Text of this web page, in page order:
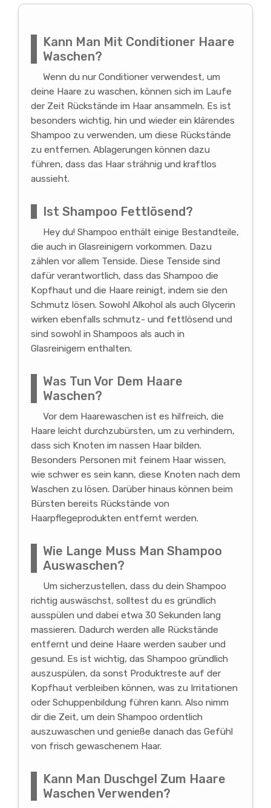
Kann Man Mit Conditioner Haare
Waschen?
Wenn du nur Conditioner verwendest, um
deine Haare zu waschen, können sich im Laufe
der Zeit Rückstände im Haar ansammeln. Es ist
besonders wichtig, hin und wieder ein klärendes
Shampoo zu verwenden, um diese Rückstände
zu entfernen. Ablagerungen können dazu
führen, dass das Haar strähnig und kraftlos
aussieht.
Ist Shampoo Fettlösend?
Hey du! Shampoo enthält einige Bestandteile,
die auch in Glasreinigern vorkommen. Dazu
zählen vor allem Tenside. Diese Tenside sind
dafür verantwortlich, dass das Shampoo die
Kopfhaut und die Haare reinigt, indem sie den
Schmutz lösen. Sowohl Alkohol als auch Glycerin
wirken ebenfalls schmutz- und fettlösend und
sind sowohl in Shampoos als auch in
Glasreinigern enthalten.
Was Tun Vor Dem Haare
Waschen?
Vor dem Haarewaschen ist es hilfreich, die
Haare leicht durchzubürsten, um zu verhindern,
dass sich Knoten im nassen Haar bilden.
Besonders Personen mit feinem Haar wissen,
wie schwer es sein kann, diese Knoten nach dem
Waschen zu lösen. Darüber hinaus können beim
Bürsten bereits Rückstände von
Haarpflegeprodukten entfernt werden.
Wie Lange Muss Man Shampoo
Auswaschen?
Um sicherzustellen, dass du dein Shampoo
richtig auswäschst, solltest du es gründlich
ausspülen und dabei etwa 30 Sekunden lang
massieren. Dadurch werden alle Rückstände
entfernt und deine Haare werden sauber und
gesund. Es ist wichtig, das Shampoo gründlich
auszuspülen, da sonst Produktreste auf der
Kopfhaut verbleiben können, was zu Irritationen
oder Schuppenbildung führen kann. Also nimm
dir die Zeit, um dein Shampoo ordentlich
auszuwaschen und genieße danach das Gefühl
von frisch gewaschenem Haar.
Kann Man Duschgel Zum Haare
Waschen Verwenden?